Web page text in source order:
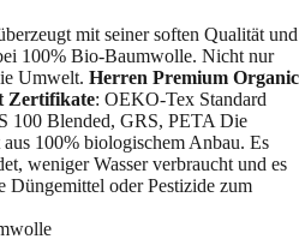
mit seiner soften Qualität und
100% Bio-Baumwolle. Nicht nur
Umwelt. Herren Premium Organic
Zertifikate: OEKO-Tex Standard
100 Blended, GRS, PETA Die
100% biologischem Anbau. Es
weniger Wasser verbraucht und es
oder Pestizide zum